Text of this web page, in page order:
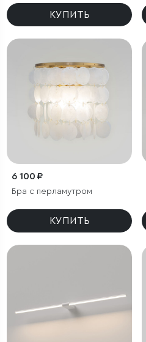
КУПИТЬ
6 100 ₽
Бра с перламутром
КУПИТЬ